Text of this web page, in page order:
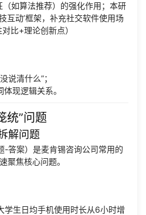
如算法推荐）的强化作用；本研
互动’框架，补充社交软件使用场
比+理论创新点）
说清什么”；
体现逻辑关系。
统”问题
解问题
-答案）是麦肯锡咨询公司常用的
聚焦核心问题。
学生日均手机使用时长从6小时增